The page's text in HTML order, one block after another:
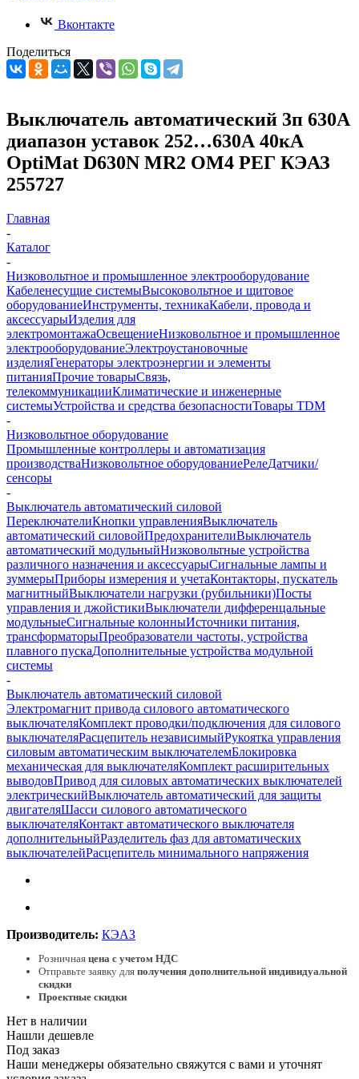
Вконтакте
Поделиться
Выключатель автоматический 3п 630А
диапазон уставок 252…630А 40кА
OptiMat D630N MR2 ОМ4 РЕГ КЭАЗ
255727
Главная
-
Каталог
-
Низковольтное и промышленное электрооборудование
Кабеленесущие системыВысоковольтное и щитовое
оборудованиеИнструменты, техникаКабели, провода и
аксессуарыИзделия для
электромонтажаОсвещениеНизковольтное и промышленное
электрооборудованиеЭлектроустановочные
изделияГенераторы электроэнергии и элементы
питанияПрочие товарыСвязь,
телекоммуникацииКлиматические и инженерные
системыУстройства и средства безопасностиТовары TDM
-
Низковольтное оборудование
Промышленные контроллеры и автоматизация
производстваНизковольтное оборудованиеРелеДатчики/
сенсоры
-
Выключатель автоматический силовой
ПереключателиКнопки управленияВыключатель
автоматический силовойПредохранителиВыключатель
автоматический модульныйНизковольтные устройства
различного назначения и аксессуарыСигнальные лампы и
зуммерыПриборы измерения и учетаКонтакторы, пускатель
магнитныйВыключатели нагрузки (рубильники)Посты
управления и джойстикиВыключатели дифференцальные
модульныеСигнальные колонныИсточники питания,
трансформаторыПреобразователи частоты, устройства
плавного пускаДополнительные устройства модульной
системы
-
Выключатель автоматический силовой
Электромагнит привода силового автоматического
выключателяКомплект проводки/подключения для силового
выключателяРасцепитель независимыйРукоятка управления
силовым автоматическим выключателемБлокировка
механическая для выключателяКомплект расширительных
выводовПривод для силовых автоматических выключателей
электрическийВыключатель автоматический для защиты
двигателяШасси силового автоматического
выключателяКонтакт автоматического выключателя
дополнительныйРазделитель фаз для автоматических
выключателейРасцепитель минимального напряжения
Производитель: КЭАЗ
Розничная цена с учетом НДС
Отправьте заявку для получения дополнительной индивидуальной
скидки
Проектные скидки
Нет в наличии
Нашли дешевле
Под заказ
Наши менеджеры обязательно свяжутся с вами и уточнят